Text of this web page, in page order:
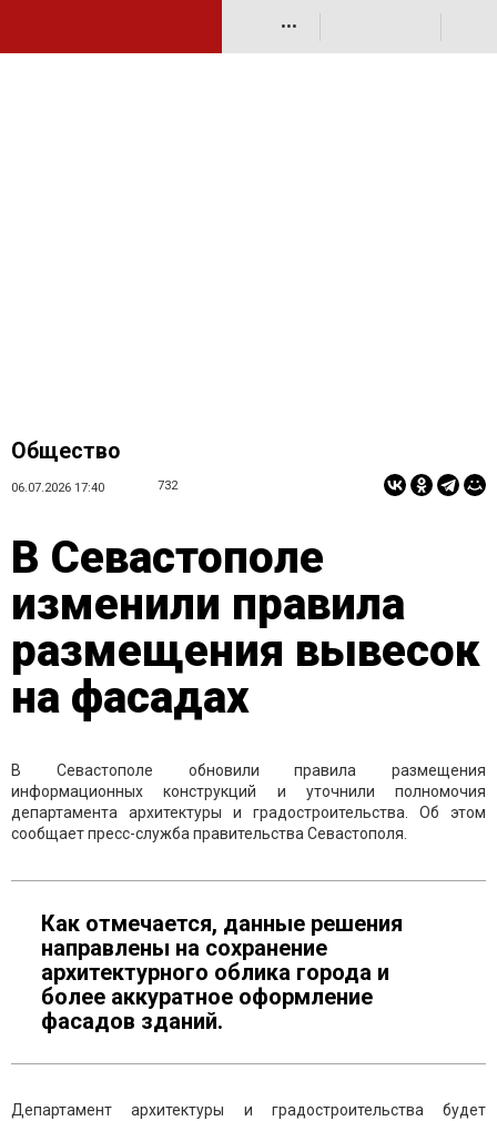
•••
Общество
06.07.2026 17:40 732
В Севастополе
изменили правила
размещения вывесок
на фасадах
В Севастополе обновили правила размещения
информационных конструкций и уточнили полномочия
департамента архитектуры и градостроительства. Об этом
сообщает пресс-служба правительства Севастополя.
Как отмечается, данные решения
направлены на сохранение
архитектурного облика города и
более аккуратное оформление
фасадов зданий.
Департамент архитектуры и градостроительства будет